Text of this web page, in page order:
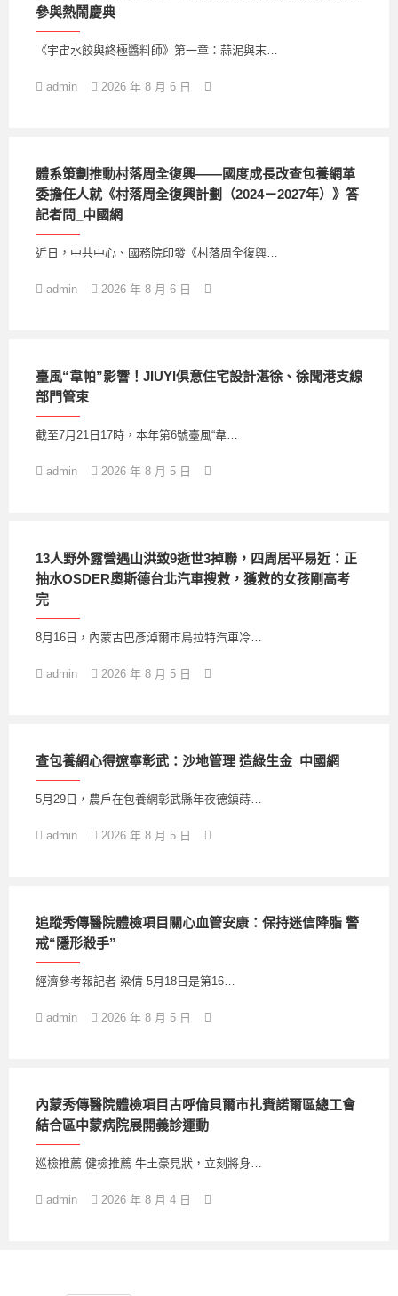
參與熱鬧慶典
《宇宙水餃與終極醬料師》第一章：蒜泥與末…
admin 2026 年 8 月 6 日
體系策劃推動村落周全復興——國度成長改查包養網革
委擔任人就《村落周全復興計劃（2024－2027年）》答
記者問_中國網
近日，中共中心、國務院印發《村落周全復興…
admin 2026 年 8 月 6 日
臺風“韋帕”影響！JIUYI俱意住宅設計湛徐、徐聞港支線
部門管束
截至7月21日17時，本年第6號臺風“韋…
admin 2026 年 8 月 5 日
13人野外露營遇山洪致9逝世3掉聯，四周居平易近：正
抽水OSDER奧斯德台北汽車搜救，獲救的女孩剛高考
完
8月16日，內蒙古巴彥淖爾市烏拉特汽車冷…
admin 2026 年 8 月 5 日
查包養網心得遼寧彰武：沙地管理 造綠生金_中國網
5月29日，農戶在包養網彰武縣年夜德鎮蒔…
admin 2026 年 8 月 5 日
追蹤秀傳醫院體檢項目關心血管安康：保持迷信降脂 警
戒“隱形殺手”
經濟參考報記者 梁倩 5月18日是第16…
admin 2026 年 8 月 5 日
內蒙秀傳醫院體檢項目古呼倫貝爾市扎賚諾爾區總工會
結合區中蒙病院展開義診運動
巡檢推薦 健檢推薦 牛土豪見狀，立刻將身…
admin 2026 年 8 月 4 日